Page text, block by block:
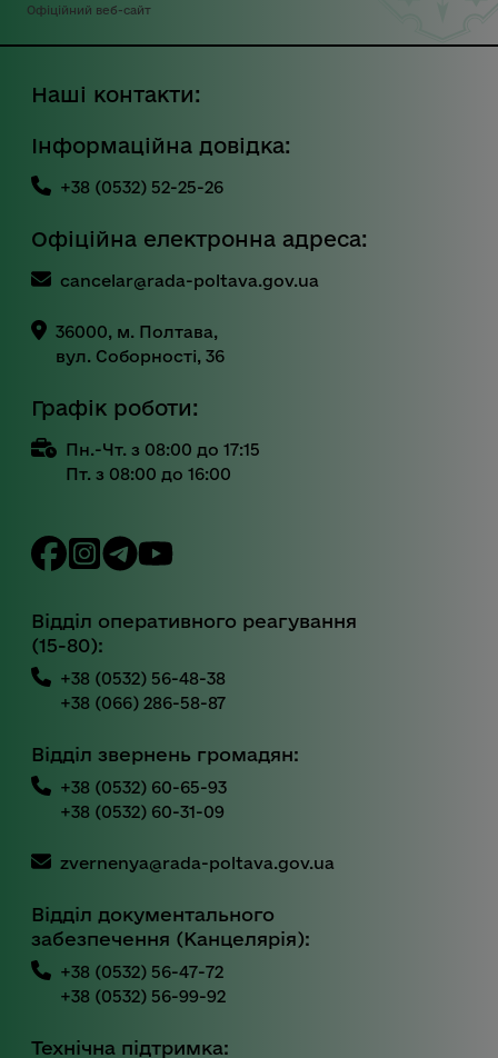
Офіційний веб-сайт
Наші контакти:
Інформаційна довідка:
+38 (0532) 52-25-26
Офіційна електронна адреса:
cancelar@rada-poltava.gov.ua
36000, м. Полтава,
вул. Соборності, 36
Графік роботи:
Пн.-Чт. з 08:00 до 17:15
Пт. з 08:00 до 16:00
Відділ оперативного реагування
(15-80):
+38 (0532) 56-48-38
+38 (066) 286-58-87
Відділ звернень громадян:
+38 (0532) 60-65-93
+38 (0532) 60-31-09
zvernenya@rada-poltava.gov.ua
Відділ документального
забезпечення (Канцелярія):
+38 (0532) 56-47-72
+38 (0532) 56-99-92
Технічна підтримка: